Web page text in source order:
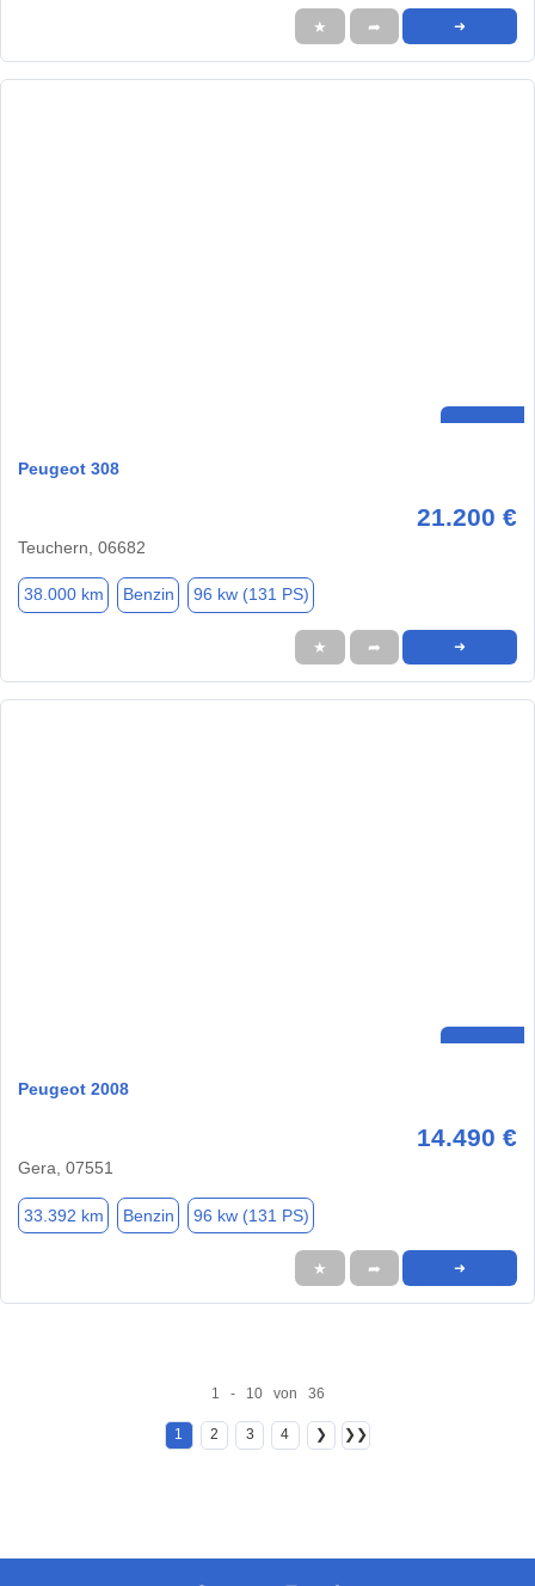
★ ➦ ➜
Peugeot 308
21.200 €
Teuchern, 06682
38.000 km Benzin 96 kw (131 PS)
★ ➦ ➜
Peugeot 2008
14.490 €
Gera, 07551
33.392 km Benzin 96 kw (131 PS)
★ ➦ ➜
1 - 10 von 36
1 2 3 4 ❯ ❯❯